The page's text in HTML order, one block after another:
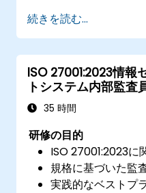
続きを読む...
ISO 27001:2023情報
トシステム内部監査
35 時間
研修の目的
ISO 27001:2023に
規格に基づいた監
実践的なベストプ